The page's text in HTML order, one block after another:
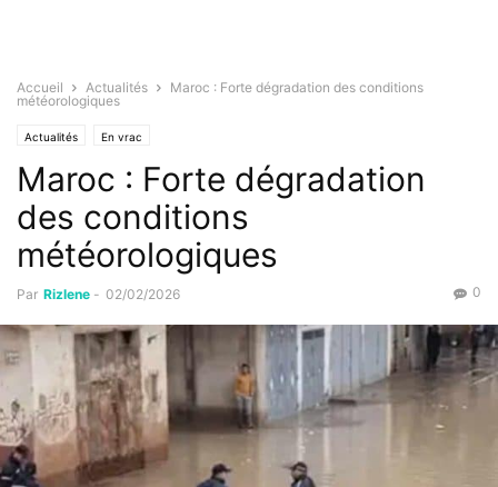
Accueil Actualités
Maroc : Forte dégradation des conditions
météorologiques
Actualités En vrac
Maroc : Forte dégradation
des conditions
météorologiques
Par Rizlene - 02/02/2026 0